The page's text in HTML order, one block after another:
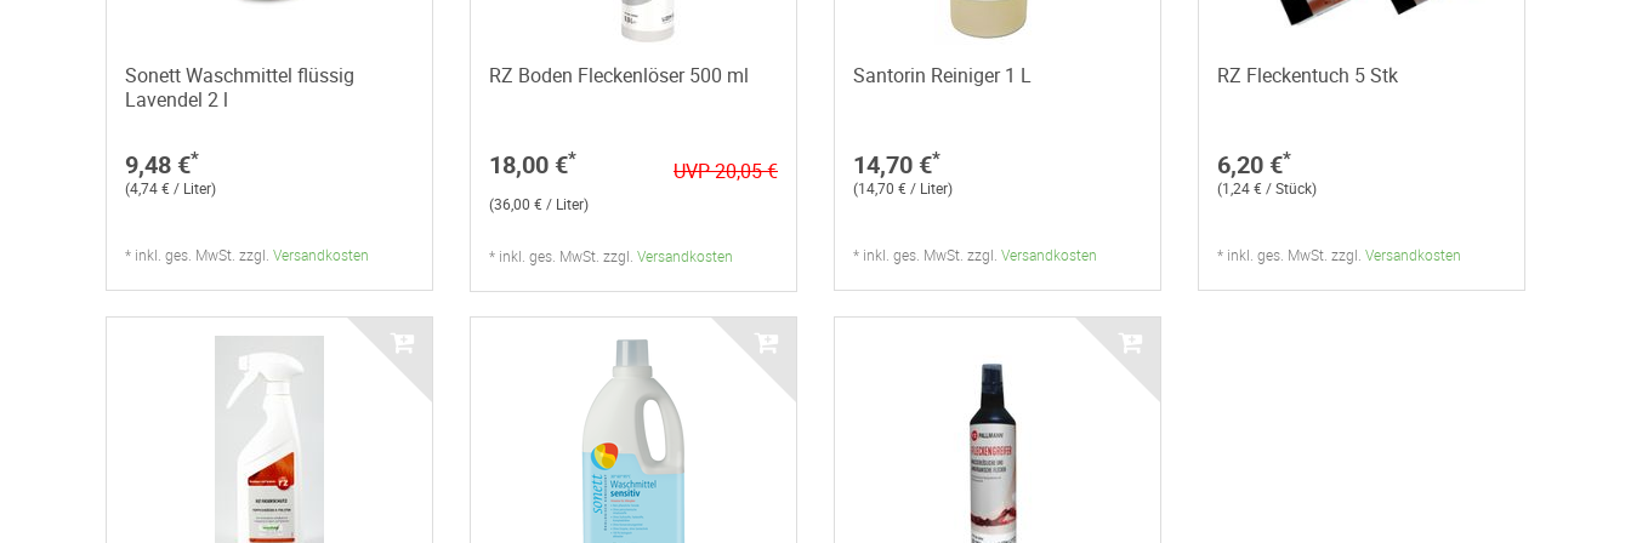
Sonett Waschmittel flüssig
Lavendel 2 l
9,48 €*
(4,74 € / Liter)
* inkl. ges. MwSt. zzgl. Versandkosten
RZ Boden Fleckenlöser 500 ml
18,00 €*
UVP 20,05 €
(36,00 € / Liter)
* inkl. ges. MwSt. zzgl. Versandkosten
Santorin Reiniger 1 L
14,70 €*
(14,70 € / Liter)
* inkl. ges. MwSt. zzgl. Versandkosten
RZ Fleckentuch 5 Stk
6,20 €*
(1,24 € / Stück)
* inkl. ges. MwSt. zzgl. Versandkosten